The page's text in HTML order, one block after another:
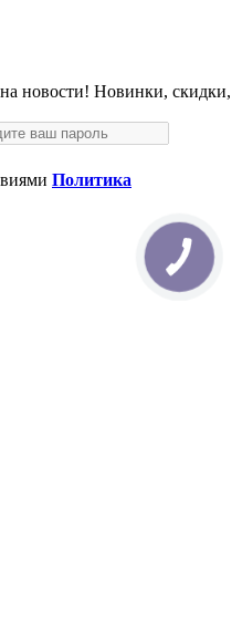
новости! Новинки, скидки,
Политика